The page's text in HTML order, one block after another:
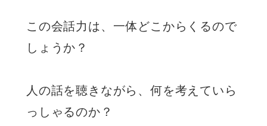
この会話力は、一体どこからくるので
しょうか？
人の話を聴きながら、何を考えていら
っしゃるのか？